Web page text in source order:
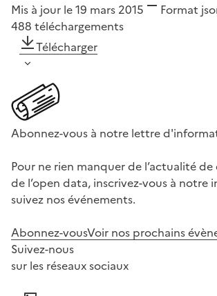
Mis à jour le 19 mars 2015 Format
488 téléchargements
Télécharger
Abonnez-vous à notre lettre
Pour ne rien manquer de l’actualité
de l’open data, inscrivez-vous à notre
suivez nos événements.
Abonnez-vousVoir nos prochains
Suivez-nous
sur les réseaux sociaux